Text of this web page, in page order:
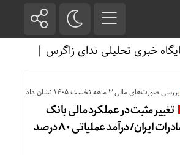
بررسی صورت‌های مالی 3 ماهه نخست 1405 نشان داد
تغییر مثبت در عملکرد مالی بانک
صادرات ایران/ درآمد عملیاتی ۸۰ درصد